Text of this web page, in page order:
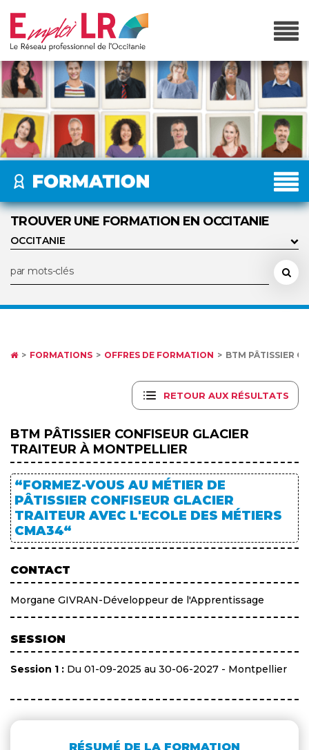
TROUVER UNE FORMATION EN OCCITANIE
FORMATIONS OFFRES DE FORMATION BTM PÂTISSIER
RETOUR AUX RÉSULTATS
BTM PÂTISSIER CONFISEUR GLACIER
TRAITEUR À MONTPELLIER
“FORMEZ-VOUS AU MÉTIER DE
PÂTISSIER CONFISEUR GLACIER
TRAITEUR AVEC L'ECOLE DES MÉTIERS
CMA34“
CONTACT
Morgane GIVRAN-Développeur de l'Apprentissage
SESSION
Session 1 : Du 01-09-2025 au 30-06-2027 - Montpellier
RÉSUMÉ DE LA FORMATION